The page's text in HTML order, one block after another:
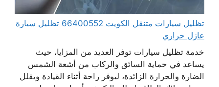
تظليل سيارات متنقل الكويت 66400552 تظليل سيارة
عازل حراري
خدمة تظليل سيارات توفر العديد من المزايا، حيث
يساعد في حماية السائق والركاب من أشعة الشمس
الضارة والحرارة الزائدة، ليوفر راحة أثناء القيادة ويقلل